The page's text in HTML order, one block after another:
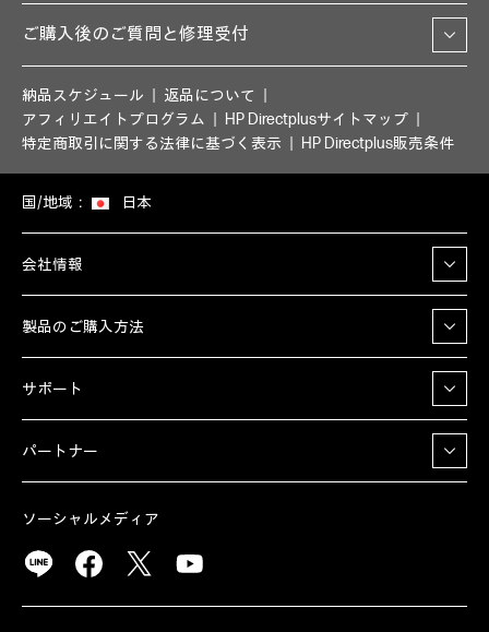
ご購入後のご質問と修理受付
納品スケジュール
返品について
アフィリエイトプログラム
HP Directplusサイトマップ
特定商取引に関する法律に基づく表示
HP Directplus販売条件
国/地域： 日本
会社情報
製品のご購入方法
サポート
パートナー
ソーシャルメディア